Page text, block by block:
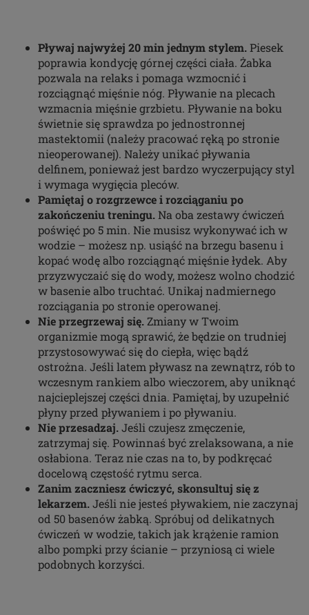
Pływaj najwyżej 20 min jednym stylem.Piesek
poprawia kondycję górnej części ciała. Żabka
pozwala na relaks i pomaga wzmocnić i
rozciągnąć mięśnie nóg. Pływanie na plecach
wzmacnia mięśnie grzbietu. Pływanie na boku
świetnie się sprawdza po jednostronnej
mastektomii (należy pracować ręką po stronie
nieoperowanej). Należy unikać pływania
delfinem, ponieważ jest bardzo wyczerpujący styl
i wymaga wygięcia pleców.
Pamiętaj o rozgrzewce i rozciąganiu po
zakończeniu treningu. Na oba zestawy ćwiczeń
poświęć po 5 min. Nie musisz wykonywać ich w
wodzie – możesz np. usiąść na brzegu basenu i
kopać wodę albo rozciągnąć mięśnie łydek. Aby
przyzwyczaić się do wody, możesz wolno chodzić
w basenie albo truchtać. Unikaj nadmiernego
rozciągania po stronie operowanej.
Nie przegrzewaj się. Zmiany w Twoim
organizmie mogą sprawić, że będzie on trudniej
przystosowywać się do ciepła, więc bądź
ostrożna. Jeśli latem pływasz na zewnątrz, rób to
wczesnym rankiem albo wieczorem, aby uniknąć
najcieplejszej części dnia. Pamiętaj, by uzupełnić
płyny przed pływaniem i po pływaniu.
Nie przesadzaj.Jeśli czujesz zmęczenie,
zatrzymaj się. Powinnaś być zrelaksowana, a nie
osłabiona. Teraz nie czas na to, by podkręcać
docelową częstość rytmu serca.
Zanim zaczniesz ćwiczyć, skonsultuj się z
lekarzem.Jeśli nie jesteś pływakiem, nie zaczynaj
od 50 basenów żabką. Spróbuj od delikatnych
ćwiczeń w wodzie, takich jak krążenie ramion
albo pompki przy ścianie – przyniosą ci wiele
podobnych korzyści.